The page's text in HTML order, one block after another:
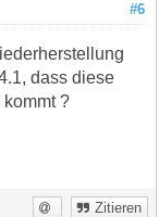
#6
dass diese
?
Zitieren